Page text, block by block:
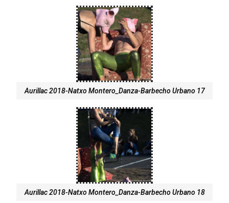
Aurillac 2018-Natxo Montero_Danza-Barbecho Urbano 17
Aurillac 2018-Natxo Montero_Danza-Barbecho Urbano 18